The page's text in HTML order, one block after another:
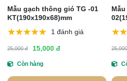
Mẫu gạch thông gió TG -01
KT(190x190x68)mm
1 đánh giá
25,000 đ 15,000 đ
Còn hàng